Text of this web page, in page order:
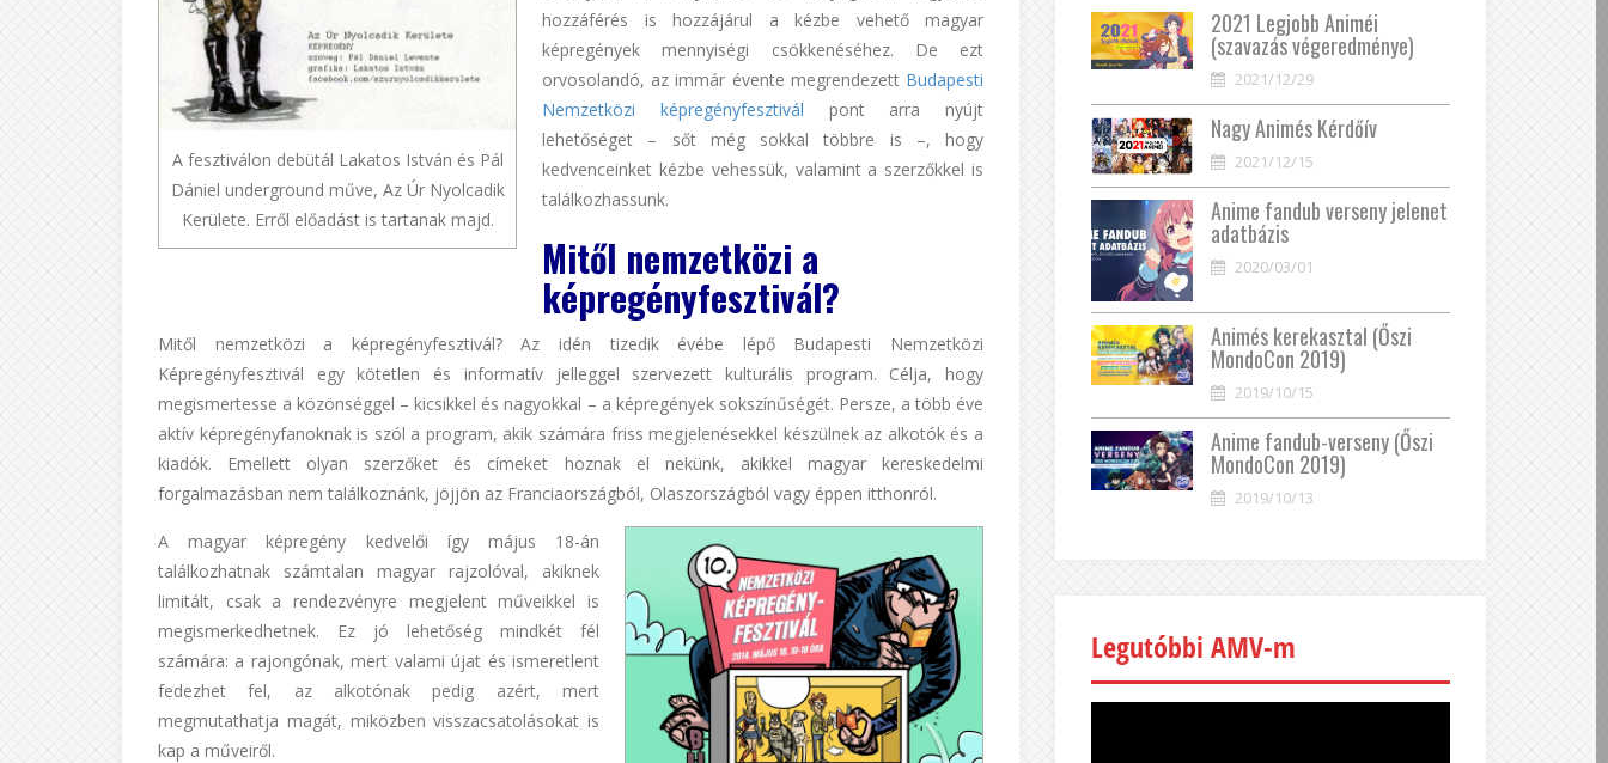
A fesztiválon debütál Lakatos István és Pál
Dániel underground műve, Az Úr Nyolcadik
Kerülete. Erről előadást is tartanak majd.
hozzáférés is hozzájárul a kézbe vehető magyar
képregények mennyiségi csökkenéséhez. De ezt
orvosolandó, az immár évente megrendezett Budapesti
Nemzetközi képregényfesztivál pont arra nyújt
lehetőséget – sőt még sokkal többre is –, hogy
kedvenceinket kézbe vehessük, valamint a szerzőkkel is
találkozhassunk.
Mitől nemzetközi a
képregényfesztivál?
Mitől nemzetközi a képregényfesztivál? Az idén tizedik évébe lépő Budapesti Nemzetközi
Képregényfesztivál egy kötetlen és informatív jelleggel szervezett kulturális program. Célja, hogy
megismertesse a közönséggel – kicsikkel és nagyokkal – a képregények sokszínűségét. Persze, a több éve
aktív képregényfanoknak is szól a program, akik számára friss megjelenésekkel készülnek az alkotók és a
kiadók. Emellett olyan szerzőket és címeket hoznak el nekünk, akikkel magyar kereskedelmi
forgalmazásban nem találkoznánk, jöjjön az Franciaországból, Olaszországból vagy éppen itthonról.
A magyar képregény kedvelői így május 18-án
találkozhatnak számtalan magyar rajzolóval, akiknek
limitált, csak a rendezvényre megjelent műveikkel is
megismerkedhetnek. Ez jó lehetőség mindkét fél
számára: a rajongónak, mert valami újat és ismeretlent
fedezhet fel, az alkotónak pedig azért, mert
megmutathatja magát, miközben visszacsatolásokat is
kap a műveiről.
2021 Legjobb Animéi
(szavazás végeredménye)
2021/12/29
Nagy Animés Kérdőív
2021/12/15
Anime fandub verseny jelenet
adatbázis
2020/03/01
Animés kerekasztal (Őszi
MondoCon 2019)
2019/10/15
Anime fandub-verseny (Őszi
MondoCon 2019)
2019/10/13
Legutóbbi AMV-m